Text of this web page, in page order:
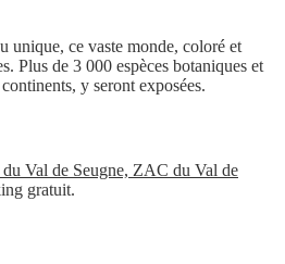
unique, ce vaste monde, coloré et
Plus de 3 000 espèces botaniques et
y seront exposées.
du Val de Seugne, ZAC du Val de
gratuit.